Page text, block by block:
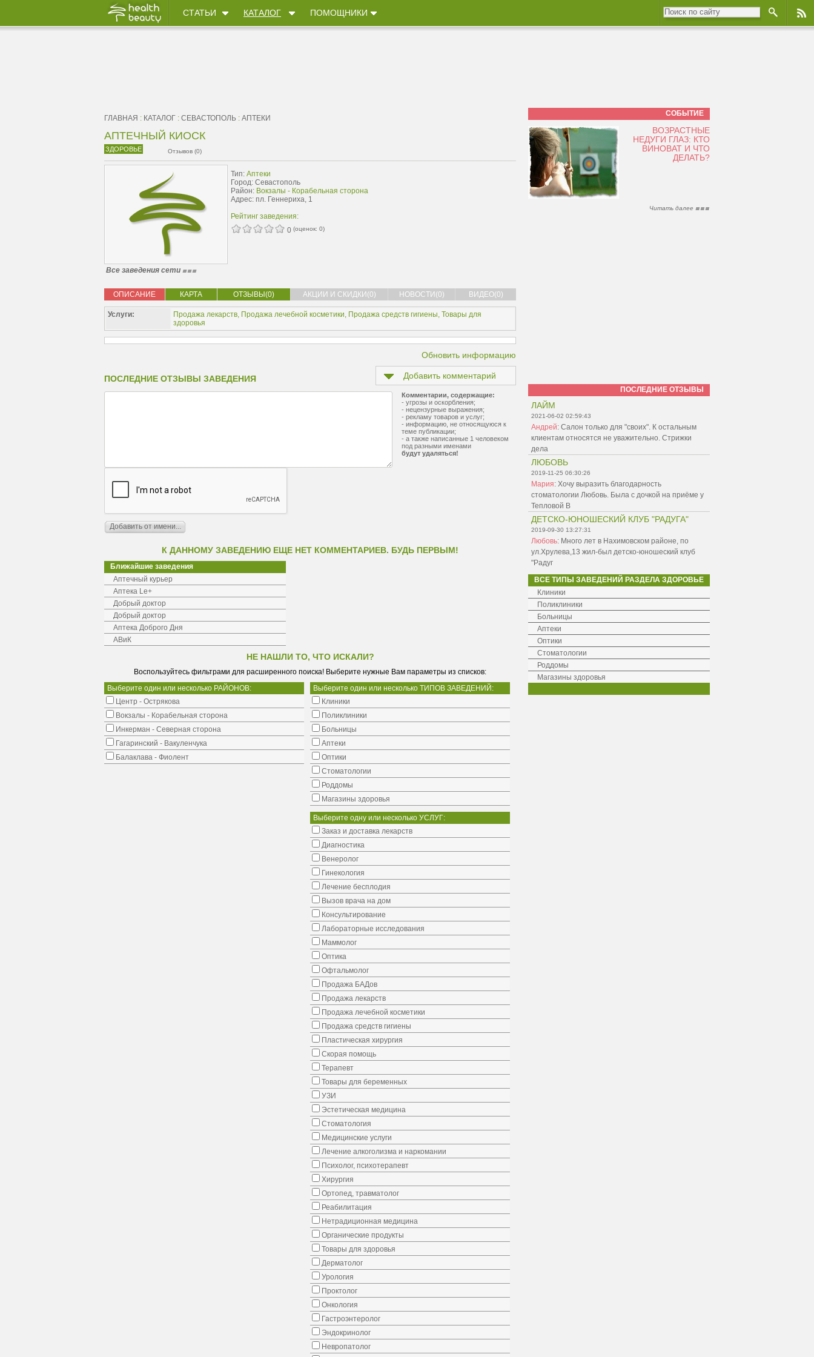
СТАТЬИ КАТАЛОГ ПОМОЩНИКИ
ГЛАВНАЯ : КАТАЛОГ : СЕВАСТОПОЛЬ : АПТЕКИ
АПТЕЧНЫЙ КИОСК
ЗДОРОВЬЕ Отзывов (0)
Тип: Аптеки
Город: Севастополь
Район: Вокзалы - Корабельная сторона
Адрес: пл. Геннериха, 1
Рейтинг заведения:
0 (оценок: 0)
Все заведения сети
ОПИСАНИЕ КАРТА ОТЗЫВЫ(0) АКЦИИ И СКИДКИ(0) НОВОСТИ(0) ВИДЕО(0)
Услуги: Продажа лекарств, Продажа лечебной косметики, Продажа средств гигиены, Товары для
здоровья
Обновить информацию
ПОСЛЕДНИЕ ОТЗЫВЫ ЗАВЕДЕНИЯ Добавить комментарий
Комментарии, содержащие:
- угрозы и оскорбления;
- нецензурные выражения;
- рекламу товаров и услуг;
- информацию, не относящуюся к
теме публикации;
- а также написанные 1 человеком
под разными именами
будут удаляться!
К ДАННОМУ ЗАВЕДЕНИЮ ЕЩЕ НЕТ КОММЕНТАРИЕВ. БУДЬ ПЕРВЫМ!
Ближайшие заведения
Аптечный курьер
Аптека Le+
Добрый доктор
Добрый доктор
Аптека Доброго Дня
АВиК
НЕ НАШЛИ ТО, ЧТО ИСКАЛИ?
Воспользуйтесь фильтрами для расширенного поиска! Выберите нужные Вам параметры из списков:
Выберите один или несколько РАЙОНОВ:
Центр - Острякова
Вокзалы - Корабельная сторона
Инкерман - Северная сторона
Гагаринский - Вакуленчука
Балаклава - Фиолент
Выберите один или несколько ТИПОВ ЗАВЕДЕНИЙ:
Клиники
Поликлиники
Больницы
Аптеки
Оптики
Стоматологии
Роддомы
Магазины здоровья
Выберите одну или несколько УСЛУГ:
Заказ и доставка лекарств
Диагностика
Венеролог
Гинекология
Лечение бесплодия
Вызов врача на дом
Консультирование
Лабораторные исследования
Маммолог
Оптика
Офтальмолог
Продажа БАДов
Продажа лекарств
Продажа лечебной косметики
Продажа средств гигиены
Пластическая хирургия
Скорая помощь
Терапевт
Товары для беременных
УЗИ
Эстетическая медицина
Стоматология
Медицинские услуги
Лечение алкоголизма и наркомании
Психолог, психотерапевт
Хирургия
Ортопед, травматолог
Реабилитация
Нетрадиционная медицина
Органические продукты
Товары для здоровья
Дерматолог
Урология
Проктолог
Онкология
Гастроэнтеролог
Эндокринолог
Невропатолог
СОБЫТИЕ
ВОЗРАСТНЫЕ
НЕДУГИ ГЛАЗ: КТО
ВИНОВАТ И ЧТО
ДЕЛАТЬ?
Читать далее
ПОСЛЕДНИЕ ОТЗЫВЫ
ЛАЙМ
2021-06-02 02:59:43
Андрей: Салон только для "своих". К остальным
клиентам относятся не уважительно. Стрижки
дела
ЛЮБОВЬ
2019-11-25 06:30:26
Мария: Хочу выразить благодарность
стоматологии Любовь. Была с дочкой на приёме у
Тепловой В
ДЕТСКО-ЮНОШЕСКИЙ КЛУБ "РАДУГА"
2019-09-30 13:27:31
Любовь: Много лет в Нахимовском районе, по
ул.Хрулева,13 жил-был детско-юношеский клуб
"Радуг
ВСЕ ТИПЫ ЗАВЕДЕНИЙ РАЗДЕЛА ЗДОРОВЬЕ
Клиники
Поликлиники
Больницы
Аптеки
Оптики
Стоматологии
Роддомы
Магазины здоровья